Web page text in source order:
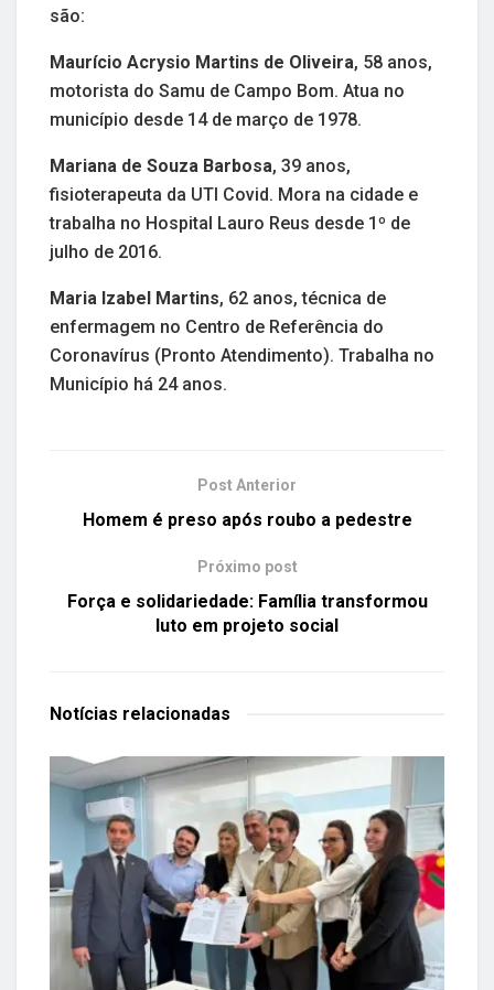
são:
Maurício Acrysio Martins de Oliveira, 58 anos,
motorista do Samu de Campo Bom. Atua no
município desde 14 de março de 1978.
Mariana de Souza Barbosa, 39 anos,
fisioterapeuta da UTI Covid. Mora na cidade e
trabalha no Hospital Lauro Reus desde 1º de
julho de 2016.
Maria Izabel Martins, 62 anos, técnica de
enfermagem no Centro de Referência do
Coronavírus (Pronto Atendimento). Trabalha no
Município há 24 anos.
Post Anterior
Homem é preso após roubo a pedestre
Próximo post
Força e solidariedade: Família transformou
luto em projeto social
Notícias relacionadas